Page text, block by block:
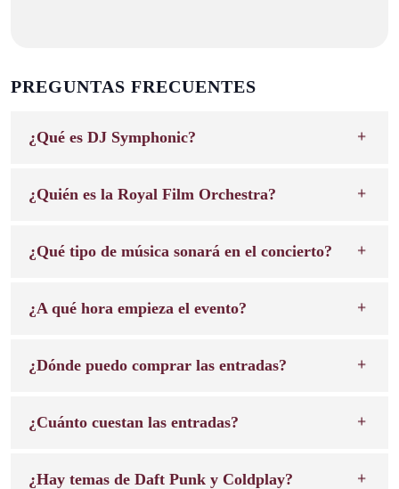
PREGUNTAS FRECUENTES
¿Qué es DJ Symphonic?
¿Quién es la Royal Film Orchestra?
¿Qué tipo de música sonará en el concierto?
¿A qué hora empieza el evento?
¿Dónde puedo comprar las entradas?
¿Cuánto cuestan las entradas?
¿Hay temas de Daft Punk y Coldplay?